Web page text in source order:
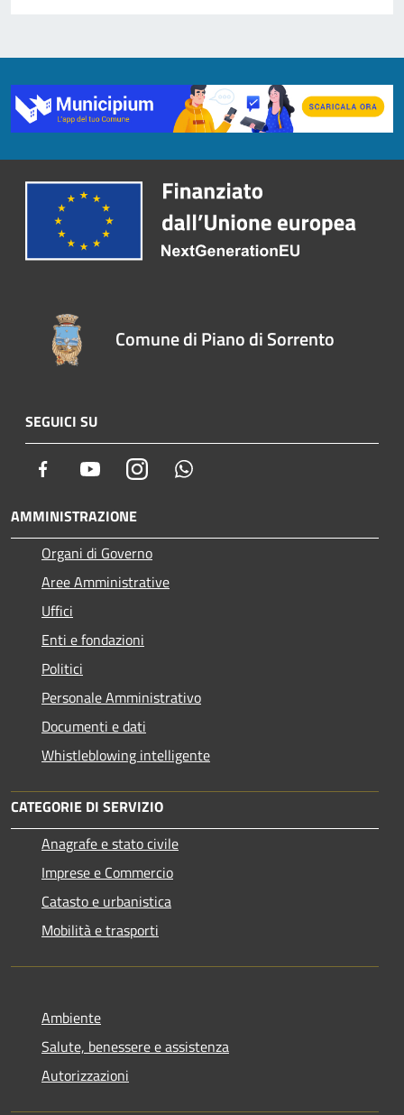
Comune di Piano di Sorrento
SEGUICI SU
Facebook YoutubeInstagram
AMMINISTRAZIONE
Organi di Governo
Aree Amministrative
Uffici
Enti e fondazioni
Politici
Personale Amministrativo
Documenti e dati
Whistleblowing intelligente
CATEGORIE DI SERVIZIO
Anagrafe e stato civile
Imprese e Commercio
Catasto e urbanistica
Mobilità e trasporti
Ambiente
Salute, benessere e assistenza
Autorizzazioni